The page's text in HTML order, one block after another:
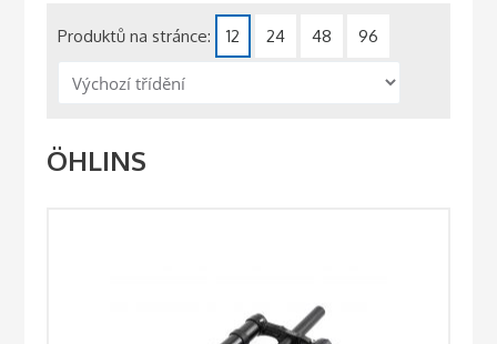
Produktů na stránce: 12 24 48 96
ÖHLINS